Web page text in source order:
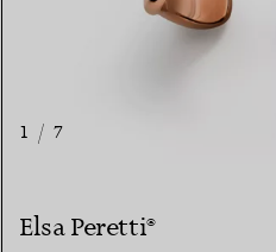
1 / 7
Elsa Peretti®